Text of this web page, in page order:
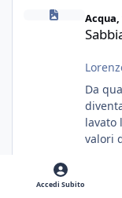
Da
lavato
valori
Accedi Subito